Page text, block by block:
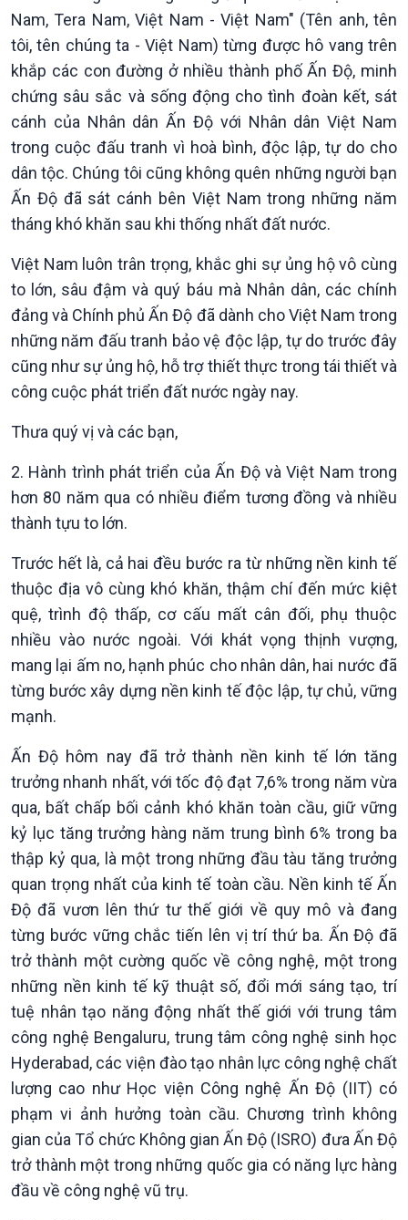
Chính trị
Tin Chính trị
Chính phủ với người dân
Quốc hội với cử tri
Xây dựng đảng
Đảng trong cuộc sống
Nhận diện sự thật
Pháp luật và đời sống
Thế giới
Tin thế giới
Vấn đề quốc tế
Hồ sơ sự kiện quốc tế
Thế giới & Việt Nam
Biên cương - Một dải vững
bền
Nam, Tera Nam, Việt Nam - Việt Nam" (Tên anh, tên
tôi, tên chúng ta - Việt Nam) từng được hô vang trên
khắp các con đường ở nhiều thành phố Ấn Độ, minh
chứng sâu sắc và sống động cho tình đoàn kết, sát
cánh của Nhân dân Ấn Độ với Nhân dân Việt Nam
trong cuộc đấu tranh vì hoà bình, độc lập, tự do cho
dân tộc. Chúng tôi cũng không quên những người bạn
Ấn Độ đã sát cánh bên Việt Nam trong những năm
tháng khó khăn sau khi thống nhất đất nước.
Việt Nam luôn trân trọng, khắc ghi sự ủng hộ vô cùng
to lớn, sâu đậm và quý báu mà Nhân dân, các chính
đảng và Chính phủ Ấn Độ đã dành cho Việt Nam trong
những năm đấu tranh bảo vệ độc lập, tự do trước đây
cũng như sự ủng hộ, hỗ trợ thiết thực trong tái thiết và
công cuộc phát triển đất nước ngày nay.
Thưa quý vị và các bạn,
2. Hành trình phát triển của Ấn Độ và Việt Nam trong
hơn 80 năm qua có nhiều điểm tương đồng và nhiều
thành tựu to lớn.
Trước hết là, cả hai đều bước ra từ những nền kinh tế
thuộc địa vô cùng khó khăn, thậm chí đến mức kiệt
quệ, trình độ thấp, cơ cấu mất cân đối, phụ thuộc
nhiều vào nước ngoài. Với khát vọng thịnh vượng,
mang lại ấm no, hạnh phúc cho nhân dân, hai nước đã
từng bước xây dựng nền kinh tế độc lập, tự chủ, vững
mạnh.
Ấn Độ hôm nay đã trở thành nền kinh tế lớn tăng
trưởng nhanh nhất, với tốc độ đạt 7,6% trong năm vừa
qua, bất chấp bối cảnh khó khăn toàn cầu, giữ vững
kỷ lục tăng trưởng hàng năm trung bình 6% trong ba
thập kỷ qua, là một trong những đầu tàu tăng trưởng
quan trọng nhất của kinh tế toàn cầu. Nền kinh tế Ấn
Độ đã vươn lên thứ tư thế giới về quy mô và đang
từng bước vững chắc tiến lên vị trí thứ ba. Ấn Độ đã
trở thành một cường quốc về công nghệ, một trong
những nền kinh tế kỹ thuật số, đổi mới sáng tạo, trí
tuệ nhân tạo năng động nhất thế giới với trung tâm
công nghệ Bengaluru, trung tâm công nghệ sinh học
Hyderabad, các viện đào tạo nhân lực công nghệ chất
lượng cao như Học viện Công nghệ Ấn Độ (IIT) có
phạm vi ảnh hưởng toàn cầu. Chương trình không
gian của Tổ chức Không gian Ấn Độ (ISRO) đưa Ấn Độ
trở thành một trong những quốc gia có năng lực hàng
đầu về công nghệ vũ trụ.